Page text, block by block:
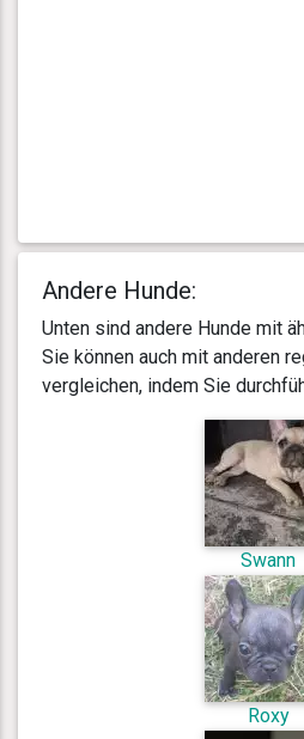
Andere Hunde:
Unten sind andere Hunde mit
Sie können auch mit anderen
vergleichen, indem Sie
Swann
Roxy